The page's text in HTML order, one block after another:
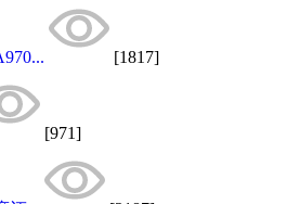
[1817]
[971]